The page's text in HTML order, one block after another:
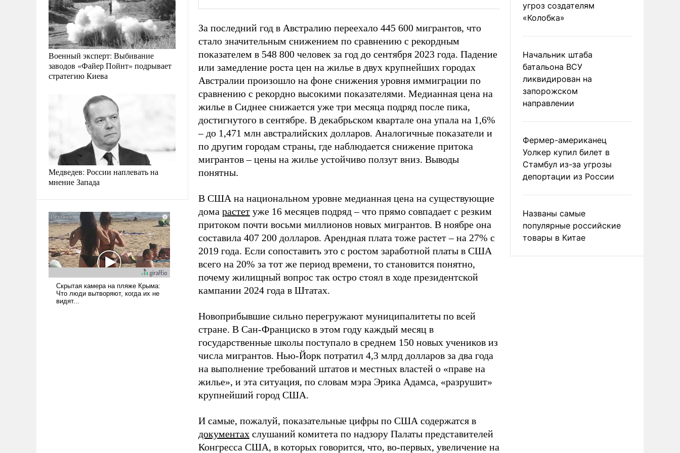
Военный эксперт: Выбивание
заводов «Файер Пойнт» подрывает
стратегию Киева
Медведев: России наплевать на
мнение Запада
За последний год в Австралию переехало 445 600 мигрантов, что
стало значительным снижением по сравнению с рекордным
показателем в 548 800 человек за год до сентября 2023 года. Падение
или замедление роста цен на жилье в двух крупнейших городах
Австралии произошло на фоне снижения уровня иммиграции по
сравнению с рекордно высокими показателями. Медианная цена на
жилье в Сиднее снижается уже три месяца подряд после пика,
достигнутого в сентябре. В декабрьском квартале она упала на 1,6%
– до 1,471 млн австралийских долларов. Аналогичные показатели и
по другим городам страны, где наблюдается снижение притока
мигрантов – цены на жилье устойчиво ползут вниз. Выводы
понятны.
В США на национальном уровне медианная цена на существующие
дома растет уже 16 месяцев подряд – что прямо совпадает с резким
притоком почти восьми миллионов новых мигрантов. В ноябре она
составила 407 200 долларов. Арендная плата тоже растет – на 27% с
2019 года. Если сопоставить это с ростом заработной платы в США
всего на 20% за тот же период времени, то становится понятно,
почему жилищный вопрос так остро стоял в ходе президентской
кампании 2024 года в Штатах.
Новоприбывшие сильно перегружают муниципалитеты по всей
стране. В Сан-Франциско в этом году каждый месяц в
государственные школы поступало в среднем 150 новых учеников из
числа мигрантов. Нью-Йорк потратил 4,3 млрд долларов за два года
на выполнение требований штатов и местных властей о «праве на
жилье», и эта ситуация, по словам мэра Эрика Адамса, «разрушит»
крупнейший город США.
И самые, пожалуй, показательные цифры по США содержатся в
документах слушаний комитета по надзору Палаты представителей
Конгресса США, в которых говорится, что, во-первых, увеличение на
угроз создателям
«Колобка»
Начальник штаба
батальона ВСУ
ликвидирован на
запорожском
направлении
Фермер-американец
Уолкер купил билет в
Стамбул из-за угрозы
депортации из России
Названы самые
популярные российские
товары в Китае